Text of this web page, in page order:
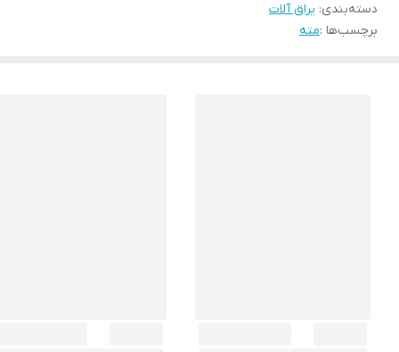
دسته‌بندی: یراق آلات
برچسب‌ها :مته